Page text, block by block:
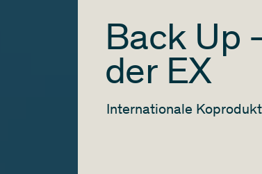
Back Up
der EX
Internationale